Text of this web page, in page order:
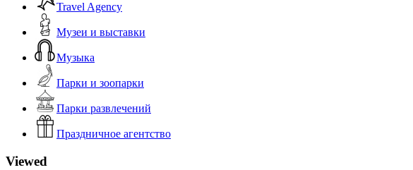
Travel Agency
Музеи и выставки
Музыка
Парки и зоопарки
Парки развлечений
Праздничное агентство
Viewed